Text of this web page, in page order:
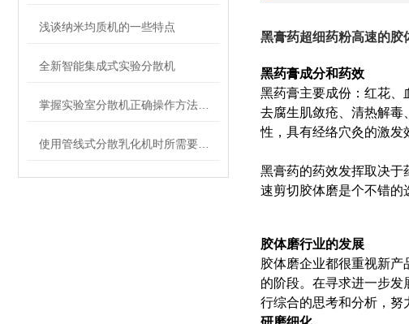
浅谈纳米均质机的一些特点
全新智能集成式实验分散机
黑膏药超细药粉高速的胶
黑药膏成分和药效
黑药膏主要成份：红花、
去腐生肌敛疮、清热解毒
性，具有经络穴灸的激发
黑膏药的药效发挥取决于
速剪切胶体磨是个不错的
胶体磨行业的发展
胶体磨企业都很重视新
的阶段。在寻求进一步发
行综合的思考和分析，努